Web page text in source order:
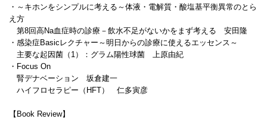
・～キホンをシンプルに考える～体液・電解質・酸塩基平衡異常のとら
え方
第8回高Na血症時の診療－飲水不足がないかをまず考える 安田隆
・感染症Basicレクチャー～明日からの診療に使えるエッセンス～
主要な起因菌（1）：グラム陽性球菌 上原由紀
・Focus On
腎デナベーション 坂倉建一
ハイフロセラピー（HFT） 仁多寅彦
【Book Review】